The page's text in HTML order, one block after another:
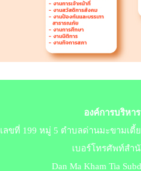
องค์การบริหา
เลขที่ 199 หมู่ 5 ตำบลด่านมะขามเตี้
เบอร์​โทร​ศัพท์สำ
Dan Ma Kham Tia